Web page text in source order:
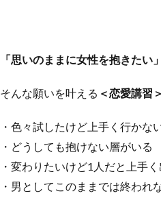
「思いのままに女性を抱きたい」
そんな願いを叶える ＜恋愛講習＞
・色々試したけど上手く行かな
・どうしても抱けない層がいる
・変わりたいけど1人だと上手
・男としてこのままでは終わ